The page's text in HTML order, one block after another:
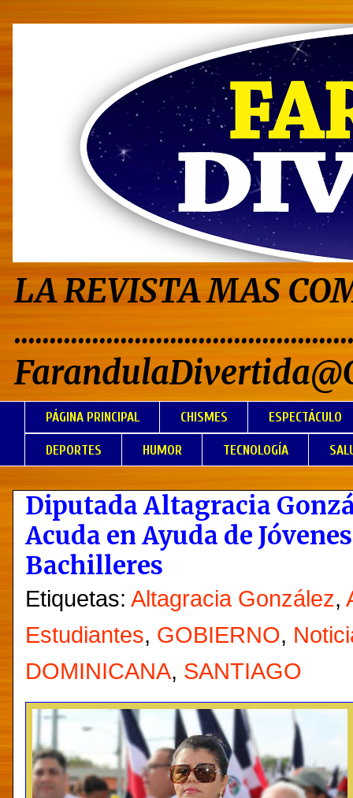
LA REVISTA MAS
PÁGINA PRINCIPAL CHISMES ESPECTÁCULO
DEPORTES HUMOR TECNOLOGÍA
Diputada Altagracia
Acuda en Ayuda de
Bachilleres
Etiquetas: Altagracia González,
Estudiantes, GOBIERNO,
DOMINICANA, SANTIAGO